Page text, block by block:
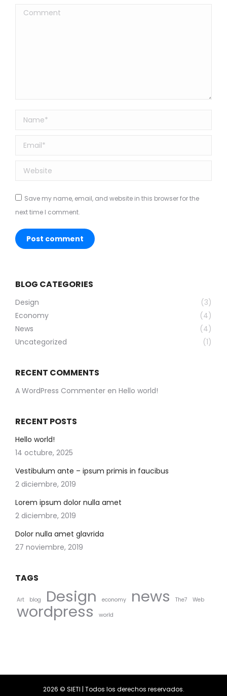
Comment
Name *
Email *
Website
Save my name, email, and website in this browser for the
next time I comment.
Post comment
BLOG CATEGORIES
Design
(3)
Economy
(4)
News
(4)
Uncategorized
(1)
RECENT COMMENTS
A WordPress Commenter en Hello world!
RECENT POSTS
Hello world!
14 octubre, 2025
Vestibulum ante – ipsum primis in faucibus
2 diciembre, 2019
Lorem ipsum dolor nulla amet
2 diciembre, 2019
Dolor nulla amet glavrida
27 noviembre, 2019
TAGS
Art blog Design economy news The7 Web
wordpress world
2026 © SIETI | Todos los derechos reservados.